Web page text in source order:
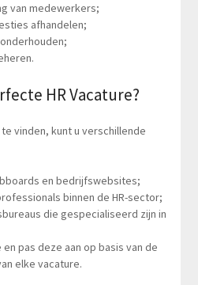
van medewerkers;
afhandelen;
HR Vacature?
vinden, kunt u verschillende
en bedrijfswebsites;
binnen de HR-sector;
die gespecialiseerd zijn in
pas deze aan op basis van de
elke vacature.